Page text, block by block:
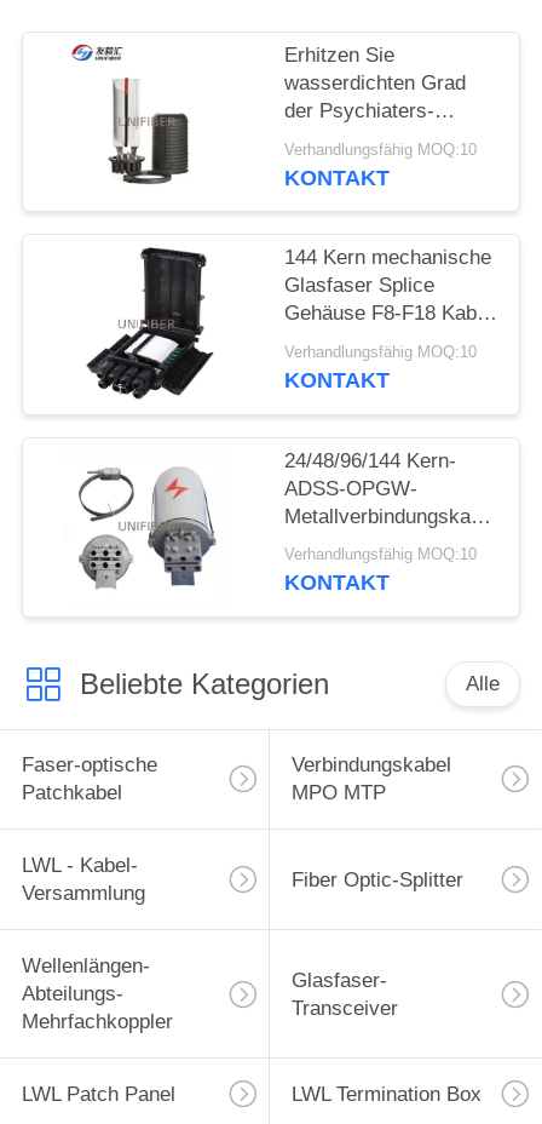
SITEMAP
PRIVACY
POLICY
Erhitzen Sie
wasserdichten Grad
der Psychiaters-
Hauben-Faser-
Optikspleiß-
Verhandlungsfähig MOQ:10
KONTAKT
144 Kern mechanische
Glasfaser Splice
Gehäuse F8-F18 Kabel
Durchmesser
Verhandlungsfähig MOQ:10
KONTAKT
24/48/96/144 Kern-
ADSS-OPGW-
Metallverbindungskasse
Aluminium-
Verhandlungsfähig MOQ:10
KONTAKT
Beliebte Kategorien Alle
Faser-optische
Patchkabel
Verbindungskabel
MPO MTP
LWL - Kabel-
Versammlung
Fiber Optic-Splitter
Wellenlängen-
Abteilungs-
Mehrfachkoppler
Glasfaser-
Transceiver
LWL Patch Panel LWL Termination Box